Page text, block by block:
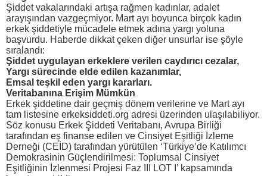
Şiddet vakalarındaki artışa rağmen kadınlar, adalet
arayışından vazgeçmiyor. Mart ayı boyunca birçok kadın
erkek şiddetiyle mücadele etmek adına yargı yoluna
başvurdu. Haberde dikkat çeken diğer unsurlar ise şöyle
sıralandı:
Şiddet uygulayan erkeklere verilen caydırıcı cezalar,
Yargı sürecinde elde edilen kazanımlar,
Emsal teşkil eden yargı kararları.
Veritabanına Erişim Mümkün
Erkek şiddetine dair geçmiş dönem verilerine ve Mart ayı
tam listesine erkeksiddeti.org adresi üzerinden ulaşılabiliyor.
Söz konusu Erkek Şiddeti Veritabanı, Avrupa Birliği
tarafından eş finanse edilen ve Cinsiyet Eşitliği İzleme
Derneği (CEİD) tarafından yürütülen ‘Türkiye’de Katılımcı
Demokrasinin Güçlendirilmesi: Toplumsal Cinsiyet
Eşitliğinin İzlenmesi Projesi Faz III LOT I’ kapsamında